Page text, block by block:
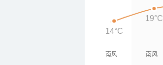
南风 南风
14°C
19°C